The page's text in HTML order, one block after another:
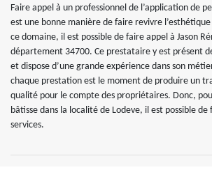
Faire appel à un professionnel de l’application de
est une bonne manière de faire revivre l’esthétique
ce domaine, il est possible de faire appel à Jason
département 34700. Ce prestataire y est présent
et dispose d’une grande expérience dans son
chaque prestation est le moment de produire un
qualité pour le compte des propriétaires. Donc,
bâtisse dans la localité de Lodeve, il est possible de
services.